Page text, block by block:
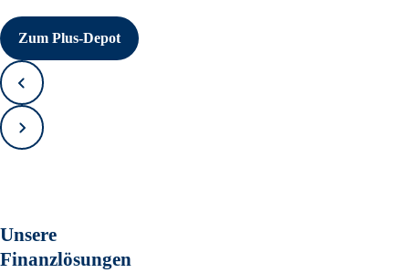
Zum Plus-Depot
Zurück
Vorwärts
Unsere
Finanzlösungen